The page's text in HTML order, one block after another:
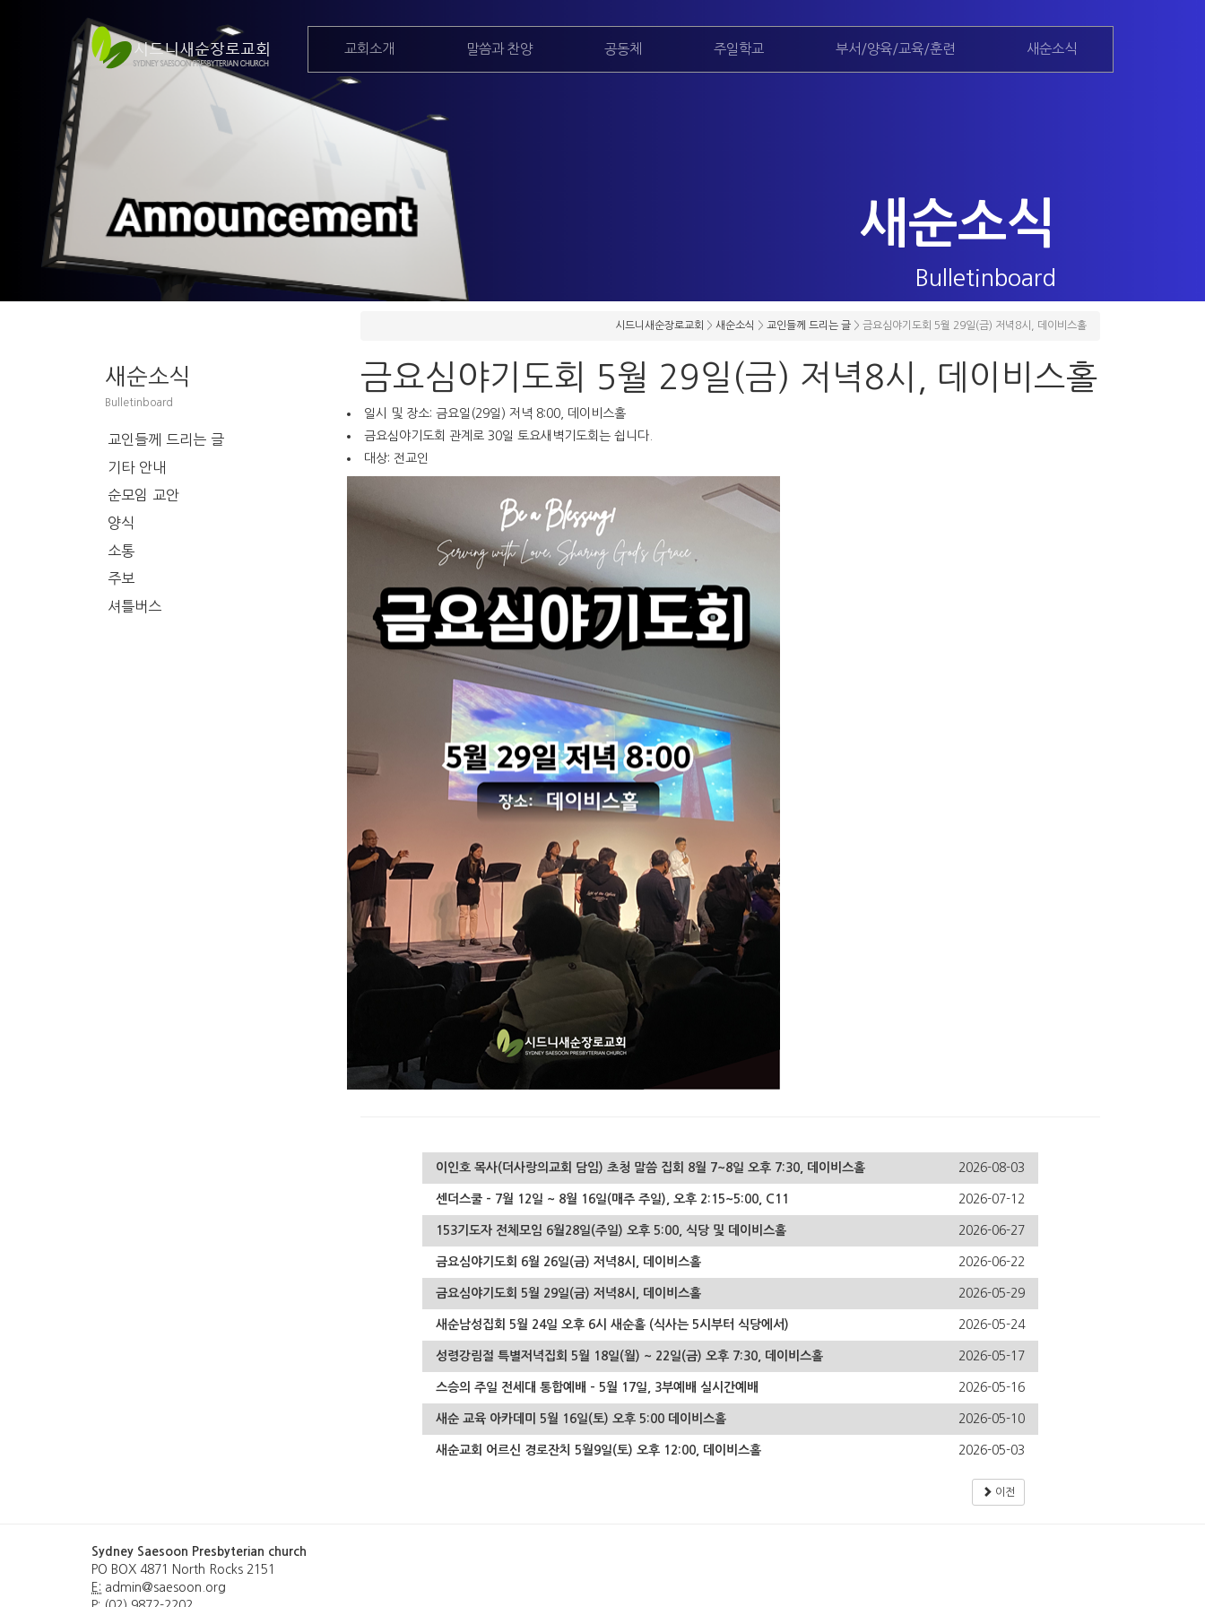
교회소개 말씀과 찬양 공동체 주일학교 부서/양육/교육/훈련 새순소식
새순소식
Bulletinboard
새순소식
Bulletinboard
교인들께 드리는 글
기타 안내
순모임 교안
양식
소통
주보
셔틀버스
시드니새순장로교회 > 새순소식 > 교인들께 드리는 글 > 금요심야기도회 5월 29일(금) 저녁8시, 데이비스홀
금요심야기도회 5월 29일(금) 저녁8시, 데이비스홀
일시 및 장소: 금요일(29일) 저녁 8:00, 데이비스홀
금요심야기도회 관계로 30일 토요새벽기도회는 쉽니다.
대상: 전교인
이인호 목사(더사랑의교회 담임) 초청 말씀 집회 8월 7~8일 오후 7:30, 데이비스홀 2026-08-03
센더스쿨 - 7월 12일 ~ 8월 16일(매주 주일), 오후 2:15~5:00, C11 2026-07-12
153기도자 전체모임 6월28일(주일) 오후 5:00, 식당 및 데이비스홀 2026-06-27
금요심야기도회 6월 26일(금) 저녁8시, 데이비스홀 2026-06-22
금요심야기도회 5월 29일(금) 저녁8시, 데이비스홀 2026-05-29
새순남성집회 5월 24일 오후 6시 새순홀 (식사는 5시부터 식당에서) 2026-05-24
성령강림절 특별저녁집회 5월 18일(월) ~ 22일(금) 오후 7:30, 데이비스홀 2026-05-17
스승의 주일 전세대 통합예배 - 5월 17일, 3부예배 실시간예배 2026-05-16
새순 교육 아카데미 5월 16일(토) 오후 5:00 데이비스홀 2026-05-10
새순교회 어르신 경로잔치 5월9일(토) 오후 12:00, 데이비스홀 2026-05-03
이전
Sydney Saesoon Presbyterian church
PO BOX 4871 North Rocks 2151
E: admin@saesoon.org